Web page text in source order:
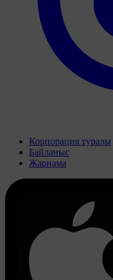
Корпорация туралы
Байланыс
Жарнама